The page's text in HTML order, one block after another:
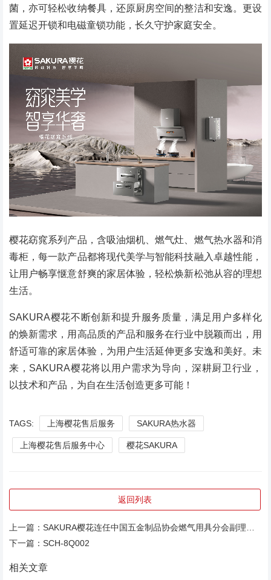
菌，亦可轻松收纳餐具，还原厨房空间的整洁和安逸。更设
置延迟开锁和电磁童锁功能，长久守护家庭安全。
樱花窈窕系列产品，含吸油烟机、燃气灶、燃气热水器和消
毒柜，每一款产品都将现代美学与智能科技融入卓越性能，
让用户畅享惬意舒爽的家居体验，轻松焕新松弛从容的理想
生活。
SAKURA樱花不断创新和提升服务质量，满足用户多样化
的焕新需求，用高品质的产品和服务在行业中脱颖而出，用
舒适可靠的家居体验，为用户生活延伸更多安逸和美好。未
来，SAKURA樱花将以用户需求为导向，深耕厨卫行业，
以技术和产品，为自在生活创造更多可能！
TAGS: 上海樱花售后服务 SAKURA热水器
上海樱花售后服务中心 樱花SAKURA
返回列表
上一篇： SAKURA樱花连任中国五金制品协会燃气用具分会副理事长单位
下一篇： SCH-8Q002
相关文章